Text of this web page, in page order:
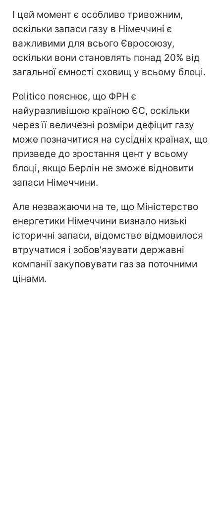
І цей момент є особливо тривожним,
оскільки запаси газу в Німеччині є
важливими для всього Євросоюзу,
оскільки вони становлять понад 20% від
загальної ємності сховищ у всьому блоці.
Politico пояснює, що ФРН є
найуразливішою країною ЄС, оскільки
через її величезні розміри дефіцит газу
може позначитися на сусідніх країнах, що
призведе до зростання цент у всьому
блоці, якщо Берлін не зможе відновити
запаси Німеччини.
Але незважаючи на те, що Міністерство
енергетики Німеччини визнало низькі
історичні запаси, відомство відмовилося
втручатися і зобов'язувати державні
компанії закуповувати газ за поточними
цінами.